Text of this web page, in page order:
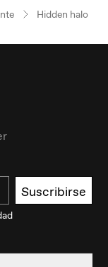
Hidden halo
Suscribirse